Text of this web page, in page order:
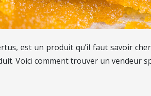
est un produit qu’il faut savoir
Voici comment trouver un vendeur